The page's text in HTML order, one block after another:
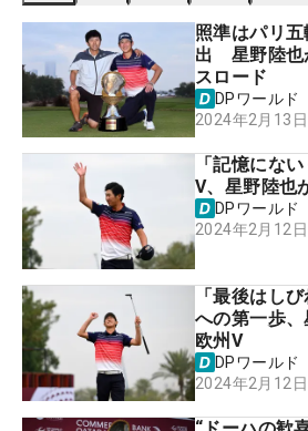
照準はパリ
出 星野陸也
スロード
DPワールド
2024年2月13
「記憶にな
V、星野陸也
DPワールド
2024年2月12
「最後はし
への第一歩
欧州V
DPワールド
2024年2月12